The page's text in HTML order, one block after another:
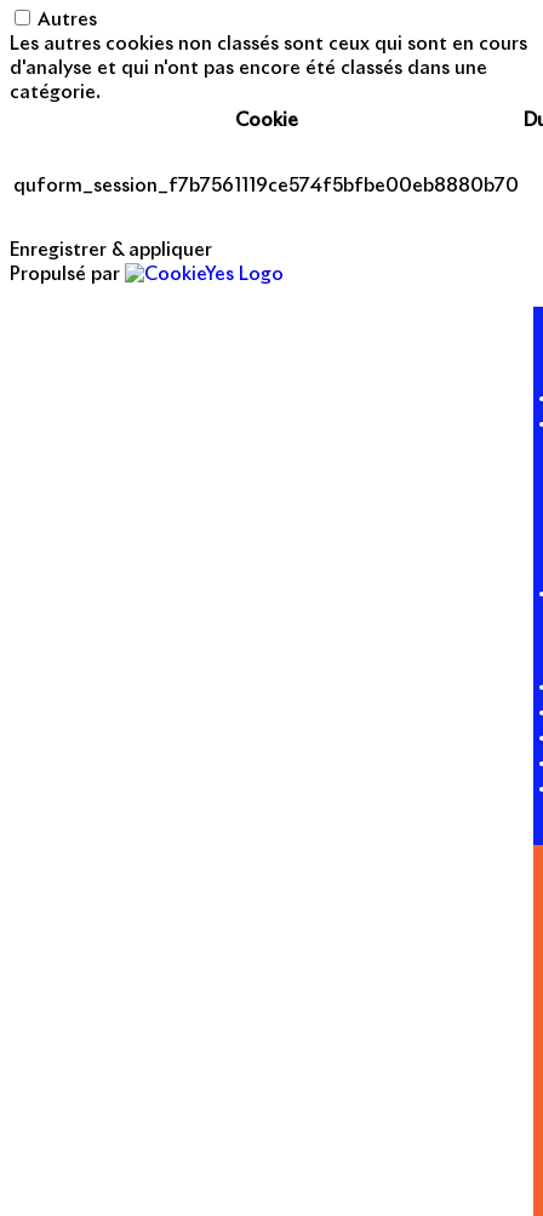
Autres
Les autres cookies non classés sont ceux qui sont en cours
d'analyse et qui n'ont pas encore été classés dans une
catégorie.
Cookie
quform_session_f7b7561119ce574f5bfbe00eb8880b70
Enregistrer & appliquer
Propulsé par